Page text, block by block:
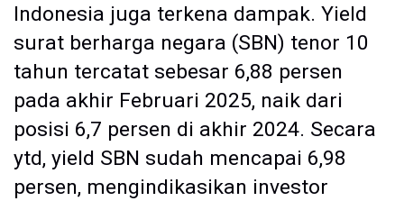
Indonesia juga terkena dampak. Yield
surat berharga negara (SBN) tenor 10
tahun tercatat sebesar 6,88 persen
pada akhir Februari 2025, naik dari
posisi 6,7 persen di akhir 2024. Secara
ytd, yield SBN sudah mencapai 6,98
persen, mengindikasikan investor